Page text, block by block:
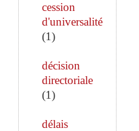
cession
d'universalité
(1)
décision
directoriale
(1)
délais